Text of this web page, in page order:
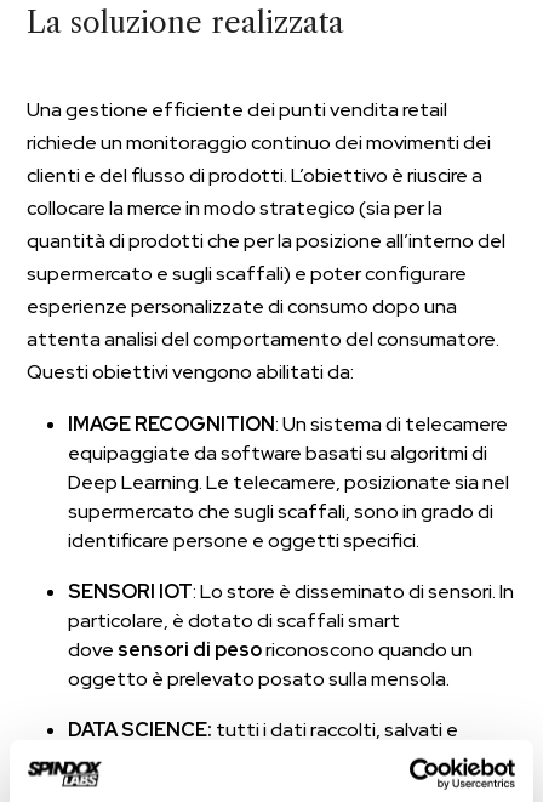
La soluzione realizzata
Una gestione efficiente dei punti vendita retail
richiede un monitoraggio continuo dei movimenti dei
clienti e del flusso di prodotti. L’obiettivo è riuscire a
collocare la merce in modo strategico (sia per la
quantità di prodotti che per la posizione all’interno del
supermercato e sugli scaffali) e poter configurare
esperienze personalizzate di consumo dopo una
attenta analisi del comportamento del consumatore.
Questi obiettivi vengono abilitati da:
IMAGE RECOGNITION: Un sistema di telecamere
equipaggiate da software basati su algoritmi di
Deep Learning. Le telecamere, posizionate sia nel
supermercato che sugli scaffali, sono in grado di
identificare persone e oggetti specifici.
SENSORI IOT: Lo store è disseminato di sensori. In
particolare, è dotato di scaffali smart
dove sensori di pesoriconoscono quando un
oggetto è prelevato posato sulla mensola.
DATA SCIENCE: tutti i dati raccolti, salvati e
elaborati da un software di Data Science.